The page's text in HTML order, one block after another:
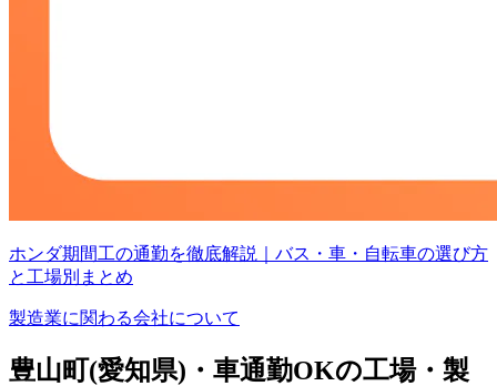
ホンダ期間工の通勤を徹底解説｜バス・車・自転車の選び方
と工場別まとめ
製造業に関わる会社について
豊山町(愛知県)・車通勤OKの工場・製